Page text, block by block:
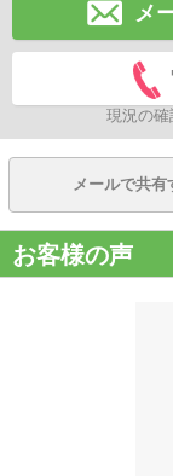
メ
現況の確
メールで共有
お客様の声